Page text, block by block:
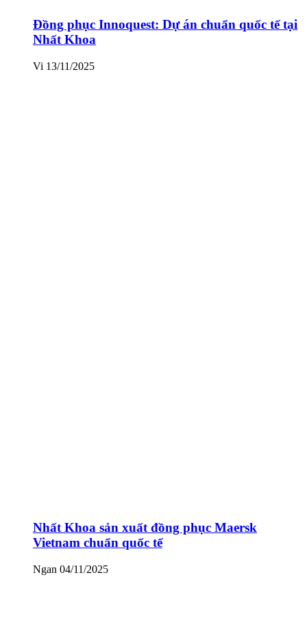
Đồng phục Innoquest: Dự án chuẩn quốc tế tại
Nhất Khoa
Vi 13/11/2025
Nhất Khoa sản xuất đồng phục Maersk
Vietnam chuẩn quốc tế
Ngan 04/11/2025